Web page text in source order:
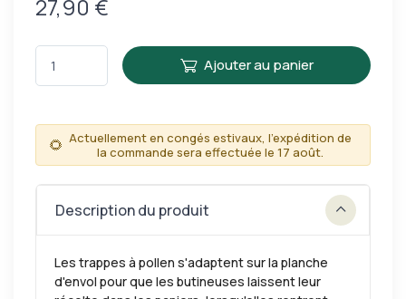
27,90 €
Ajouter au panier
🌻 Actuellement en congés estivaux, l'expédition de
la commande sera effectuée le 17 août.
Description du produit
Les trappes à pollen s'adaptent sur la planche
d'envol pour que les butineuses laissent leur